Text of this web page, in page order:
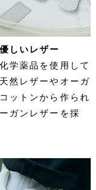
しいレザー
学薬品を使用して
然レザーやオーガ
ットンから作られ
ガンレザーを採